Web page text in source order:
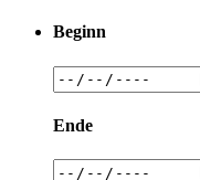
Beginn
Ende